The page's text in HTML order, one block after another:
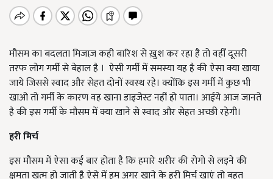
मौसम का बदलता मिजाज़ कही बारिश से ख़ुश कर रहा है तो वहीँ दूसरी
तरफ लोग गर्मी से बेहाल है । ऐसी गर्मी में समस्या यह है की ऐसा क्या खाया
जाये जिससे स्वाद और सेहत दोनों स्वस्थ रहे। क्योंकि इस गर्मी में कुछ भी
खाओ तो गर्मी के कारण वह खाना डाइजेस्ट नहीं हो पाता। आईये आज जानते
है की इस गर्मी के मौसम में क्या खाने से स्वाद और सेहत अच्छी रहेगी।
हरी मिर्च
इस मौसम में ऐसा कई बार होता है कि हमारे शरीर की रोगो से लड़ने की
क्षमता खत्म हो जाती है ऐसे में हम अगर खाने के हरी मिर्च खाएं तो बहुत